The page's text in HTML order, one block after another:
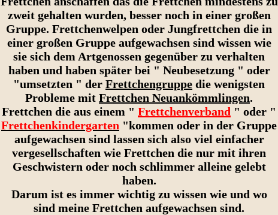
zweit gehalten wurden, besser noch in einer großen
Gruppe. Frettchenwelpen oder Jungfrettchen die in
einer großen Gruppe aufgewachsen sind wissen wie
sie sich dem Artgenossen gegenüber zu verhalten
haben und haben später bei " Neubesetzung " oder
"umsetzten " der Frettchengruppe die wenigsten
Probleme mit Frettchen Neuankömmlingen.
Frettchen die aus einem " Frettchenverband " oder "
Frettchenkindergarten "kommen oder in der Gruppe
aufgewachsen sind lassen sich also viel einfacher
vergesellschaften wie Frettchen die nur mit ihren
Geschwistern oder noch schlimmer alleine gelebt
haben.
Darum ist es immer wichtig zu wissen wie und wo
sind meine Frettchen aufgewachsen sind.